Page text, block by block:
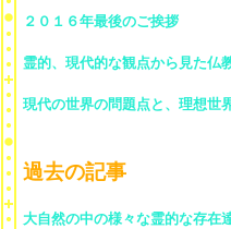
２０１６年最後のご挨拶
霊的、現代的な観点から見た
現代の世界の問題点と、理想
過去の記事
大自然の中の様々な霊的な存